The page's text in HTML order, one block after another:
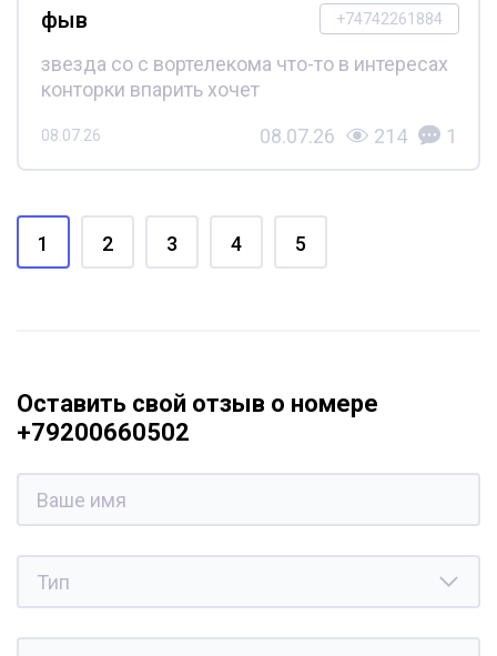
+74742261884
фыв
звезда со с вортелекома что-то в интересах
конторки впарить хочет
08.07.26 08.07.26 214 1
1 2 3 4 5
Оставить свой отзыв о номере
+79200660502